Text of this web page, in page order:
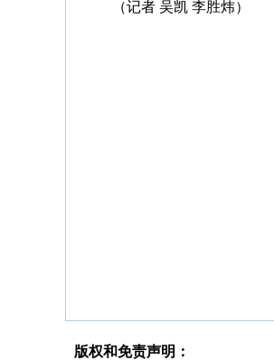
（记者 吴凯 李胜炜）
版权和免责声明：